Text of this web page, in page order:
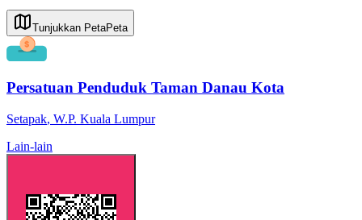
Tunjukkan PetaPeta
Persatuan Penduduk Taman Danau Kota
Setapak, W.P. Kuala Lumpur
Lain-lain